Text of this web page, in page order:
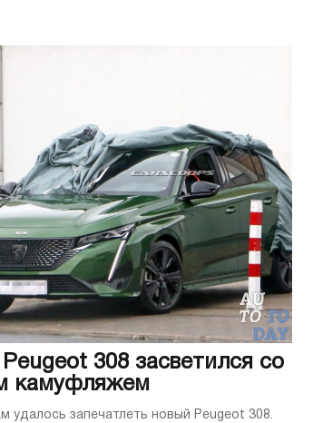
308 засветился со
камуфляжем
удалось запечатлеть новый Peugeot 308.